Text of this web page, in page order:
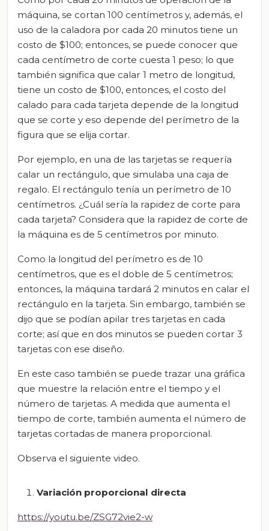
máquina, se cortan 100 centímetros y, además, el
uso de la caladora por cada 20 minutos tiene un
costo de $100; entonces, se puede conocer que
cada centímetro de corte cuesta 1 peso; lo que
también significa que calar 1 metro de longitud,
tiene un costo de $100, entonces, el costo del
calado para cada tarjeta depende de la longitud
que se corte y eso depende del perímetro de la
figura que se elija cortar.
Por ejemplo, en una de las tarjetas se requería
calar un rectángulo, que simulaba una caja de
regalo. El rectángulo tenía un perímetro de 10
centímetros. ¿Cuál sería la rapidez de corte para
cada tarjeta? Considera que la rapidez de corte de
la máquina es de 5 centímetros por minuto.
Como la longitud del perímetro es de 10
centímetros, que es el doble de 5 centímetros;
entonces, la máquina tardará 2 minutos en calar el
rectángulo en la tarjeta. Sin embargo, también se
dijo que se podían apilar tres tarjetas en cada
corte; así que en dos minutos se pueden cortar 3
tarjetas con ese diseño.
En este caso también se puede trazar una gráfica
que muestre la relación entre el tiempo y el
número de tarjetas. A medida que aumenta el
tiempo de corte, también aumenta el número de
tarjetas cortadas de manera proporcional.
Observa el siguiente video.
Variación proporcional directa
https://youtu.be/ZSG72vie2-w